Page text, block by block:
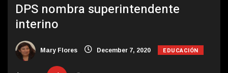
DPS nombra superintendente
interino
Mary Flores December 7, 2020 EDUCACIÓN